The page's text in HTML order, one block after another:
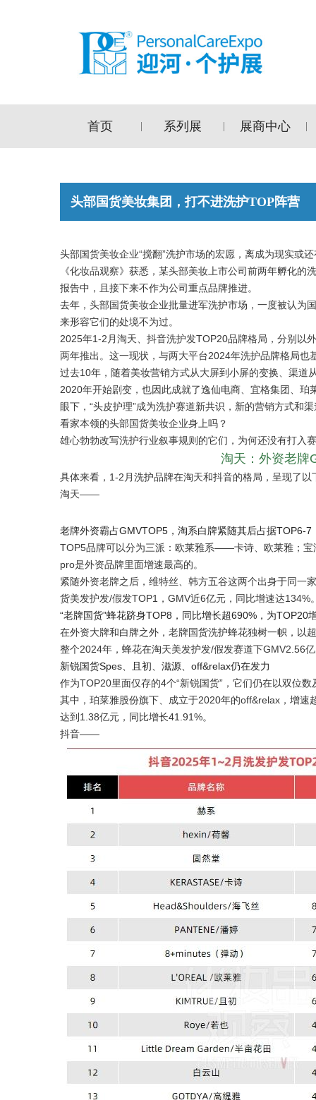
首页 系列展 展商中心
头部国货美妆集团，打不进洗护TOP阵营
头部国货美妆企业“搅翻”洗护市场的宏愿，离成为现实或
《化妆品观察》获悉，某头部美妆上市公司前两年孵化
报告中，且接下来不作为公司重点品牌推进。
去年，头部国货美妆企业批量进军洗护市场，一度被认为
来形容它们的处境不为过。
2025年1-2月淘天、抖音洗护发TOP20品牌格局，分别以
两年推出。这一现状，与两大平台2024年洗护品牌格局也
过去10年，随着美妆营销方式从大屏到小屏的变换、渠
2020年开始剧变，也因此成就了逸仙电商、宜格集团、
眼下，“头皮护理”成为洗护赛道新共识，新的营销方式和
看家本领的头部国货美妆企业身上吗？
雄心勃勃改写洗护行业叙事规则的它们，为何还没有打入
淘天：外资老牌
具体来看，1-2月洗护品牌在淘天和抖音的格局，呈现了以
淘天——
老牌外资霸占GMVTOP5，淘系白牌紧随其后占据TOP6-7
TOP5品牌可以分为三派：欧莱雅系——卡诗、欧莱雅；
pro是外资品牌里面增速最高的。
紧随外资老牌之后，维特丝、韩方五谷这两个出身于同一
货美发护发/假发TOP1，GMV近6亿元，同比增速达134%
“老牌国货”蜂花跻身TOP8，同比增长超690%，为TOP20
在外资大牌和白牌之外，老牌国货洗护蜂花独树一帜，以
整个2024年，蜂花在淘天美发护发/假发赛道下GMV2.56
新锐国货Spes、且初、滋源、off&relax仍在发力
作为TOP20里面仅存的4个“新锐国货”，它们仍在以双位
其中，珀莱雅股份旗下、成立于2020年的off&relax，增
达到1.38亿元，同比增长41.91%。
抖音——